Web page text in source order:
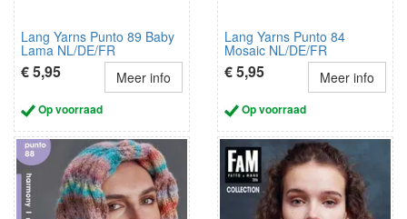
Lang Yarns Punto 89 Baby
Lama NL/DE/FR
€ 5,95 Meer info
Op voorraad
Lang Yarns Punto 84
Mosaic NL/DE/FR
€ 5,95 Meer info
Op voorraad